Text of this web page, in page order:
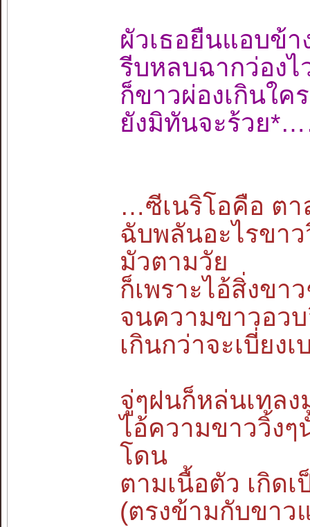
ผัวเธอยืนแอบ
รีบหลบฉากว่อ
ก็ขาวผ่องเกิน
ยังมิทันจะร้วย
…ซีเนริโอคือ ตา
ฉับพลันอะไรขา
มัวตามวัย
ก็เพราะไอ้สิ่งข
จนความขาวอว
เกินกว่าจะเบี่ยง
จู่ๆฝนก็หล่นเทล
ไอ้ความขาววิ้ง
โดน
ตามเนื้อตัว เกิด
(ตรงข้ามกับขา